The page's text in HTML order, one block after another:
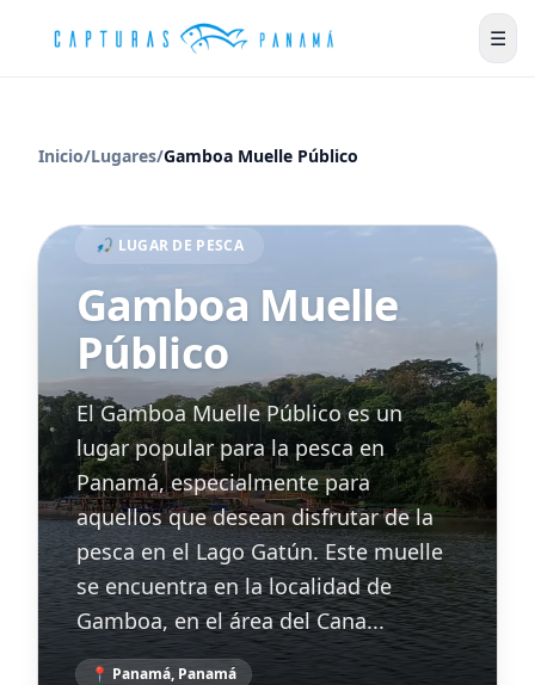
☰
Inicio/Lugares/Gamboa Muelle Público
🎣 LUGAR DE PESCA
Gamboa Muelle
Público
El Gamboa Muelle Público es un
lugar popular para la pesca en
Panamá, especialmente para
aquellos que desean disfrutar de la
pesca en el Lago Gatún. Este muelle
se encuentra en la localidad de
Gamboa, en el área del Cana...
📍 Panamá, Panamá